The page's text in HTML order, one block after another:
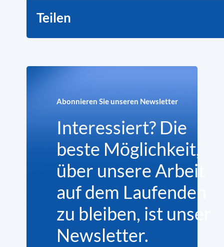
Teilen
Abonnieren Sie unseren Newsletter
Interessiert? Die
beste Möglichkeit,
über unsere Arbeit
auf dem Laufenden
zu bleiben, ist unser
Newsletter.